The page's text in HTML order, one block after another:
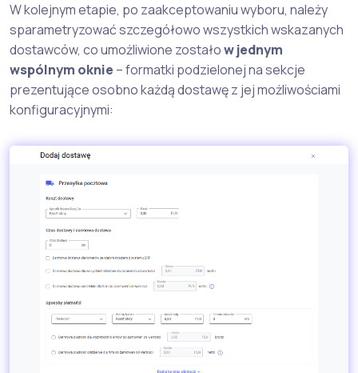
W kolejnym etapie, po zaakceptowaniu wyboru, należy
sparametryzować szczegółowo wszystkich wskazanych
dostawców, co umożliwione zostałow jednym
wspólnym oknie – formatki podzielonej na sekcje
prezentujące osobno każdą dostawę z jej możliwościami
konfiguracyjnymi: